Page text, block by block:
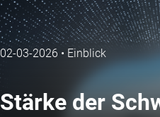
02-03-2026 • Einblick
Stärke der